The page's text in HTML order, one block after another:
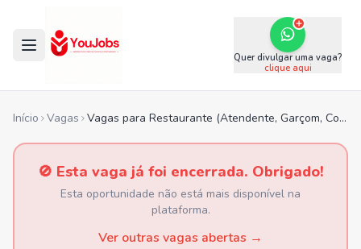
Quer divulgar uma vaga?
clique aqui
Início Vagas Vagas para Restaurante (Atendente, Garçom, Cozinha, Gerente e mais)
🚫 Esta vaga já foi encerrada. Obrigado!
Esta oportunidade não está mais disponível na
plataforma.
Ver outras vagas abertas →